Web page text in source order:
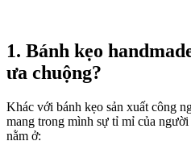
1. Bánh kẹo
ưa chuộng?
Khác với bánh kẹo sản xuất công
mang trong mình sự tỉ mỉ của
nằm ở: